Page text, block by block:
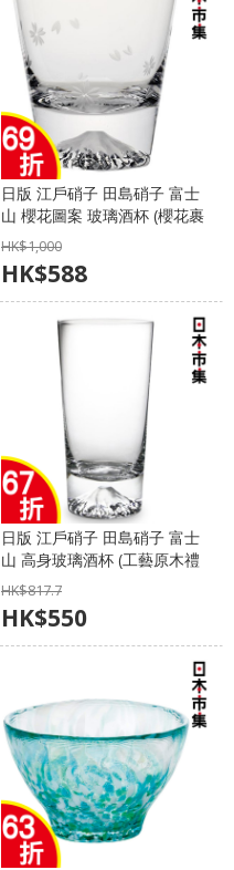
日版 江戶硝子 田島硝子 富士
山 櫻花圖案 玻璃酒杯 (櫻花裹
布 工藝原木禮盒)【市集世界 -
日本市集】
HK$1,000
HK$588
日版 江戶硝子 田島硝子 富士
山 高身玻璃酒杯 (工藝原木禮
盒) 400ml 【市集世界 - 日本
市集】
HK$817.7
HK$550